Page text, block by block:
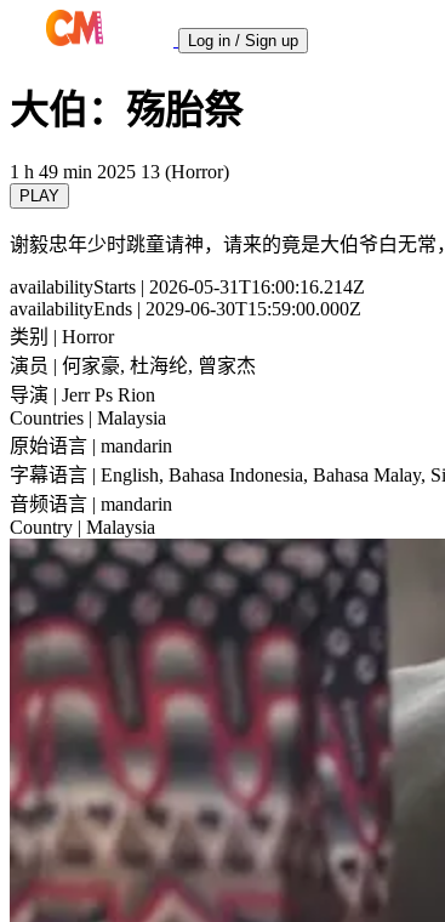
Log in / Sign up
大伯：殇胎祭
1 h 49 min 2025 13 (Horror)
PLAY
谢毅忠年少时跳童请神，请来的竟是大伯爷白无
availabilityStarts | 2026-05-31T16:00:16.214Z
availabilityEnds | 2029-06-30T15:59:00.000Z
类别 | Horror
演员 | 何家豪, 杜海纶, 曾家杰
导演 | Jerr Ps Rion
Countries | Malaysia
原始语言 | mandarin
字幕语言 | English, Bahasa Indonesia, Bahasa Malay,
音频语言 | mandarin
Country | Malaysia